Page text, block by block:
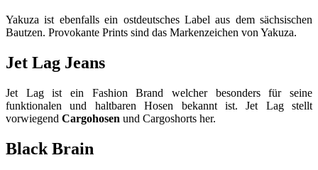
Yakuza ist ebenfalls ein ostdeutsches Label aus dem sächsischen
Bautzen. Provokante Prints sind das Markenzeichen von Yakuza.
Jet Lag Jeans
Jet Lag ist ein Fashion Brand welcher besonders für seine
funktionalen und haltbaren Hosen bekannt ist. Jet Lag stellt
vorwiegend Cargohosen und Cargoshorts her.
Black Brain